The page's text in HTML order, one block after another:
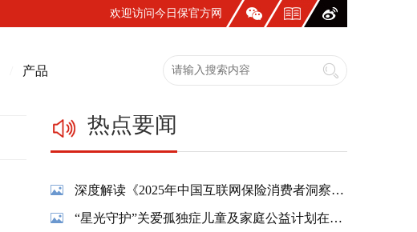
欢迎访问今日保官方网
产品
热点要闻
深度解读《2025年中国互联网保险消费者洞察报告》：一张保单，照见国人生活新模样
“星光守护”关爱孤独症儿童及家庭公益计划在蓉温情启幕